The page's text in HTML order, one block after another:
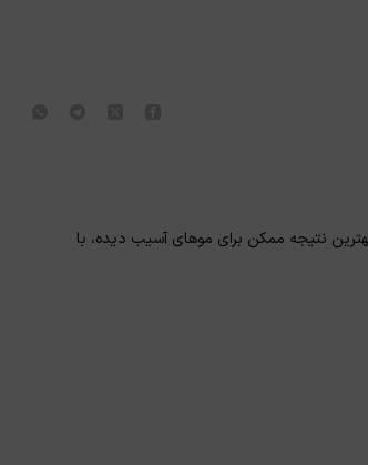
نتیجه ممکن برای موهای آسیب دیده، با